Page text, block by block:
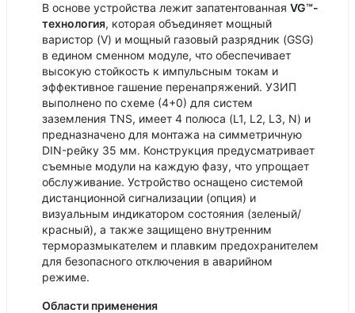
В основе устройства лежит запатентованная VG™-
технология, которая объединяет мощный
варистор (V) и мощный газовый разрядник (GSG)
в едином сменном модуле, что обеспечивает
высокую стойкость к импульсным токам и
эффективное гашение перенапряжений. УЗИП
выполнено по схеме (4+0) для систем
заземления TNS, имеет 4 полюса (L1, L2, L3, N) и
предназначено для монтажа на симметричную
DIN-рейку 35 мм. Конструкция предусматривает
съемные модули на каждую фазу, что упрощает
обслуживание. Устройство оснащено системой
дистанционной сигнализации (опция) и
визуальным индикатором состояния (зеленый/
красный), а также защищено внутренним
терморазмыкателем и плавким предохранителем
для безопасного отключения в аварийном
режиме.
Области применения